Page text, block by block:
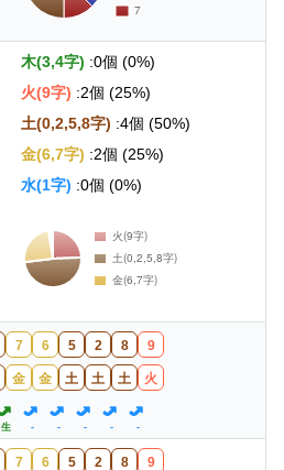
木(3,4字) :0個 (0%)
火(9字) :2個 (25%)
土(0,2,5,8字) :4個 (50%)
金(6,7字) :2個 (25%)
水(1字) :0個 (0%)
7 6 5 2 8 9
金 金 土 土 土 火
生 - - - - -
7 6 5 2 8 9